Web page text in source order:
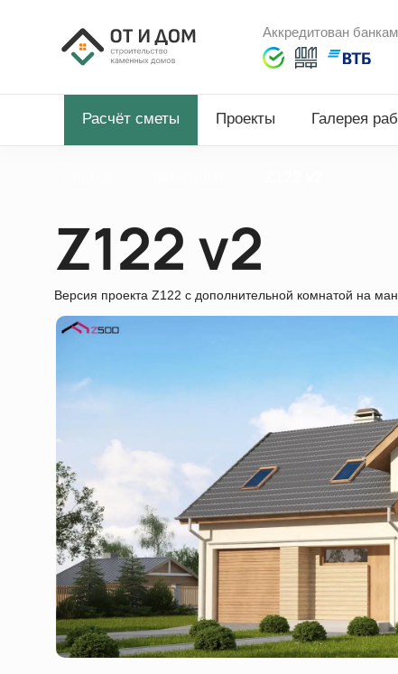
Аккредитован
Расчёт сметы Проекты Галерея
Z122 v2
Версия проекта Z122 c дополнительной комнатой на